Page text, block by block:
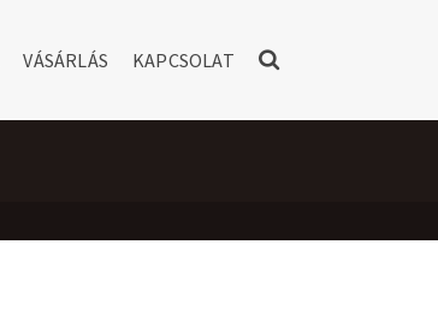
VÁSÁRLÁS KAPCSOLAT